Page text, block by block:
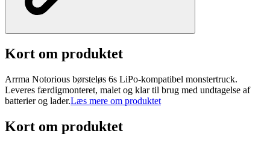
Kort om produktet
Arrma Notorious børsteløs 6s LiPo-kompatibel monstertruck.
Leveres færdigmonteret, malet og klar til brug med undtagelse af
batterier og lader.Læs mere om produktet
Kort om produktet